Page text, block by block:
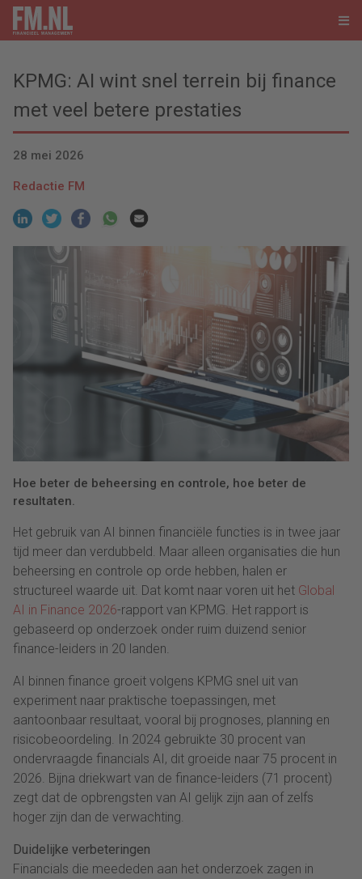
KPMG: AI wint snel terrein bij finance
met veel betere prestaties
28 mei 2026
Redactie FM
Hoe beter de beheersing en controle, hoe beter de
resultaten.
Het gebruik van AI binnen financiële functies is in twee jaar
tijd meer dan verdubbeld. Maar alleen organisaties die hun
beheersing en controle op orde hebben, halen er
structureel waarde uit. Dat komt naar voren uit het Global
AI in Finance 2026-rapport van KPMG. Het rapport is
gebaseerd op onderzoek onder ruim duizend senior
finance-leiders in 20 landen.
AI binnen finance groeit volgens KPMG snel uit van
experiment naar praktische toepassingen, met
aantoonbaar resultaat, vooral bij prognoses, planning en
risicobeoordeling. In 2024 gebruikte 30 procent van
ondervraagde financials AI, dit groeide naar 75 procent in
2026. Bijna driekwart van de finance-leiders (71 procent)
zegt dat de opbrengsten van AI gelijk zijn aan of zelfs
hoger zijn dan de verwachting.
Duidelijke verbeteringen
Financials die meededen aan het onderzoek zagen in